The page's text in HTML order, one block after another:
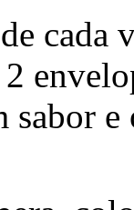
cada
sabor